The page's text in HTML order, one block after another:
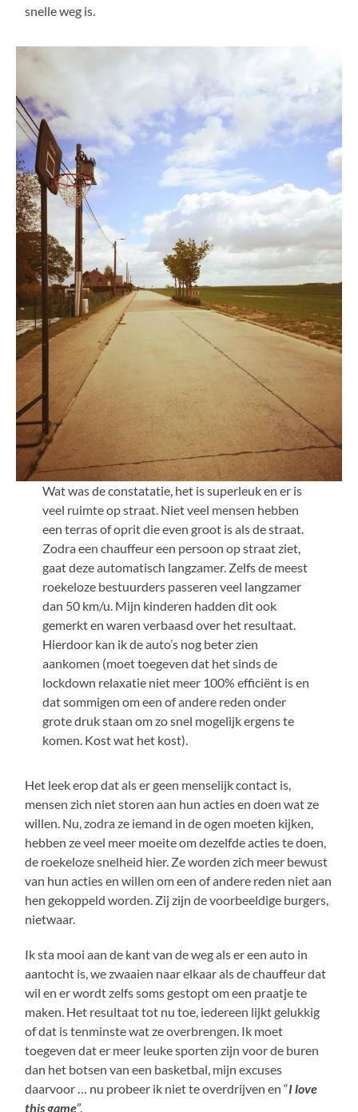
snelle weg is.
Wat was de constatatie, het is superleuk en er is
veel ruimte op straat. Niet veel mensen hebben
een terras of oprit die even groot is als de straat.
Zodra een chauffeur een persoon op straat ziet,
gaat deze automatisch langzamer. Zelfs de meest
roekeloze bestuurders passeren veel langzamer
dan 50 km/u. Mijn kinderen hadden dit ook
gemerkt en waren verbaasd over het resultaat.
Hierdoor kan ik de auto’s nog beter zien
aankomen (moet toegeven dat het sinds de
lockdown relaxatie niet meer 100% efficiënt is en
dat sommigen om een of andere reden onder
grote druk staan om zo snel mogelijk ergens te
komen. Kost wat het kost).
Het leek erop dat als er geen menselijk contact is,
mensen zich niet storen aan hun acties en doen wat ze
willen. Nu, zodra ze iemand in de ogen moeten kijken,
hebben ze veel meer moeite om dezelfde acties te doen,
de roekeloze snelheid hier. Ze worden zich meer bewust
van hun acties en willen om een of andere reden niet aan
hen gekoppeld worden. Zij zijn de voorbeeldige burgers,
nietwaar.
Ik sta mooi aan de kant van de weg als er een auto in
aantocht is, we zwaaien naar elkaar als de chauffeur dat
wil en er wordt zelfs soms gestopt om een praatje te
maken. Het resultaat tot nu toe, iedereen lijkt gelukkig
of dat is tenminste wat ze overbrengen. Ik moet
toegeven dat er meer leuke sporten zijn voor de buren
dan het botsen van een basketbal, mijn excuses
daarvoor … nu probeer ik niet te overdrijven en “I love
this game”.